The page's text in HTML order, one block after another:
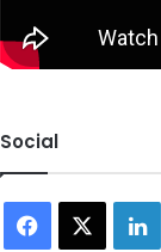
Social
Facebook